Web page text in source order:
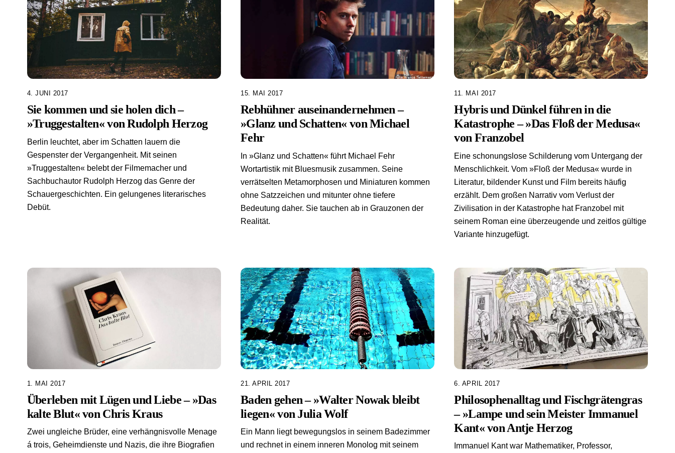
4. JUNI 2017
Sie kommen und sie holen dich –
»Truggestalten« von Rudolph Herzog
Berlin leuchtet, aber im Schatten lauern die
Gespenster der Vergangenheit. Mit seinen
»Truggestalten« belebt der Filmemacher und
Sachbuchautor Rudolph Herzog das Genre der
Schauergeschichten. Ein gelungenes literarisches
Debüt.
15. MAI 2017
Rebhühner auseinandernehmen –
»Glanz und Schatten« von Michael
Fehr
In »Glanz und Schatten« führt Michael Fehr
Wortartistik mit Bluesmusik zusammen. Seine
verrätselten Metamorphosen und Miniaturen kommen
ohne Satzzeichen und mitunter ohne tiefere
Bedeutung daher. Sie tauchen ab in Grauzonen der
Realität.
11. MAI 2017
Hybris und Dünkel führen in die
Katastrophe – »Das Floß der Medusa«
von Franzobel
Eine schonungslose Schilderung vom Untergang der
Menschlichkeit. Vom »Floß der Medusa« wurde in
Literatur, bildender Kunst und Film bereits häufig
erzählt. Dem großen Narrativ vom Verlust der
Zivilisation in der Katastrophe hat Franzobel mit
seinem Roman eine überzeugende und zeitlos gültige
Variante hinzugefügt.
1. MAI 2017
Überleben mit Lügen und Liebe – »Das
kalte Blut« von Chris Kraus
Zwei ungleiche Brüder, eine verhängnisvolle Menage
á trois, Geheimdienste und Nazis, die ihre Biografien
21. APRIL 2017
Baden gehen – »Walter Nowak bleibt
liegen« von Julia Wolf
Ein Mann liegt bewegungslos in seinem Badezimmer
und rechnet in einem inneren Monolog mit seinem
6. APRIL 2017
Philosophenalltag und Fischgrätengras
– »Lampe und sein Meister Immanuel
Kant« von Antje Herzog
Immanuel Kant war Mathematiker, Professor,